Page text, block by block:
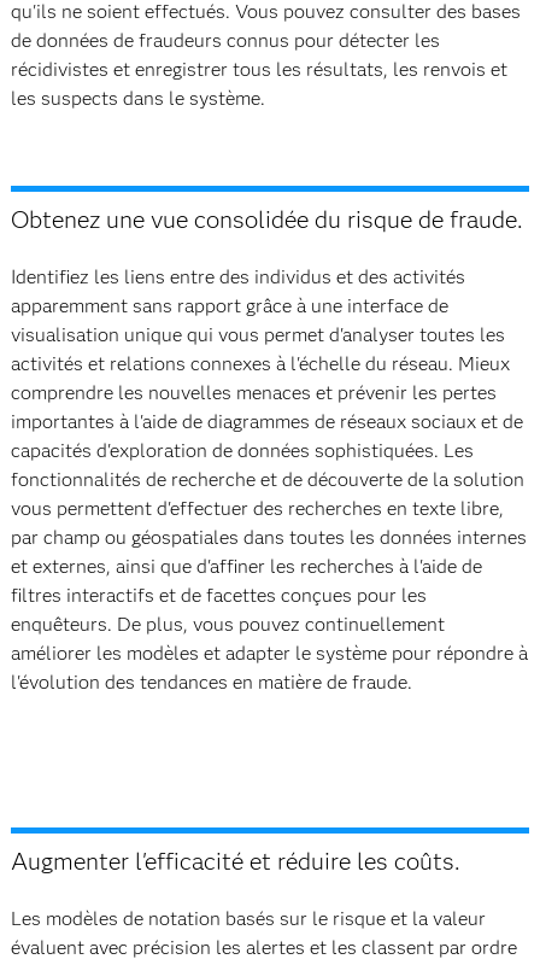
qu'ils ne soient effectués. Vous pouvez consulter des bases
de données de fraudeurs connus pour détecter les
récidivistes et enregistrer tous les résultats, les renvois et
les suspects dans le système.
Obtenez une vue consolidée du risque de fraude.
Identifiez les liens entre des individus et des activités
apparemment sans rapport grâce à une interface de
visualisation unique qui vous permet d'analyser toutes les
activités et relations connexes à l'échelle du réseau. Mieux
comprendre les nouvelles menaces et prévenir les pertes
importantes à l'aide de diagrammes de réseaux sociaux et de
capacités d'exploration de données sophistiquées. Les
fonctionnalités de recherche et de découverte de la solution
vous permettent d'effectuer des recherches en texte libre,
par champ ou géospatiales dans toutes les données internes
et externes, ainsi que d'affiner les recherches à l'aide de
filtres interactifs et de facettes conçues pour les
enquêteurs. De plus, vous pouvez continuellement
améliorer les modèles et adapter le système pour répondre à
l'évolution des tendances en matière de fraude.
Augmenter l'efficacité et réduire les coûts.
Les modèles de notation basés sur le risque et la valeur
évaluent avec précision les alertes et les classent par ordre